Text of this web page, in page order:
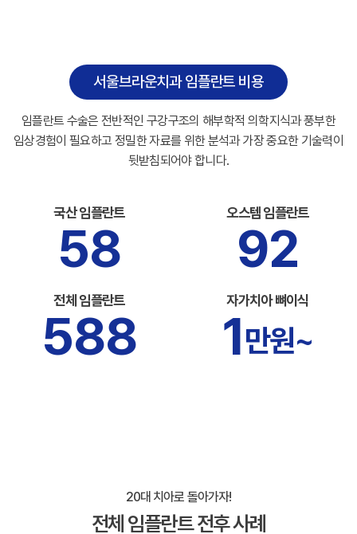
서울브라운치과 임플란트 비용
임플란트 수술은 전반적인 구강구조의 해부학적 의학지식과 풍부한
임상경험이 필요하고 정밀한 자료를 위한 분석과 가장 중요한 기술력이
뒷받침되어야 합니다.
국산 임플란트
58
오스템 임플란트
92
전체 임플란트
588
자가치아 뼈이식
1만원~
20대 치아로 돌아가자!
전체 임플란트 전후 사례